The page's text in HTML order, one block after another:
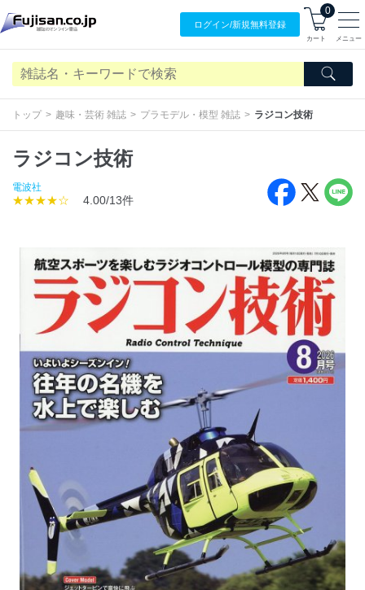
ログイン/新規無料登録
0
カート メニュー
トップ 趣味・芸術 雑誌 プラモデル・模型 雑誌 ラジコン技術
ラジコン技術
電波社
★★★★☆ 4.00/13件